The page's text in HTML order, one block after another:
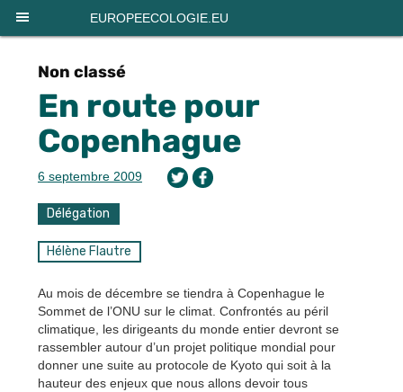
EUROPEECOLOGIE.EU
Non classé
En route pour
Copenhague
6 septembre 2009
Délégation
Hélène Flautre
Au mois de décembre se tiendra à Copenhague le
Sommet de l’ONU sur le climat. Confrontés au péril
climatique, les dirigeants du monde entier devront se
rassembler autour d’un projet politique mondial pour
donner une suite au protocole de Kyoto qui soit à la
hauteur des enjeux que nous allons devoir tous